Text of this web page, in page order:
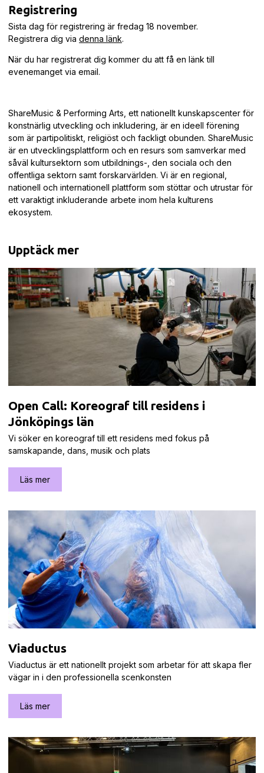
Registrering
Sista dag för registrering är fredag 18 november.
Registrera dig via denna länk.
När du har registrerat dig kommer du att få en länk till
evenemanget via email.
ShareMusic & Performing Arts, ett nationellt kunskapscenter för
konstnärlig utveckling och inkludering, är en ideell förening
som är partipolitiskt, religiöst och fackligt obunden. ShareMusic
är en utvecklingsplattform och en resurs som samverkar med
såväl kultursektorn som utbildnings-, den sociala och den
offentliga sektorn samt forskarvärlden. Vi är en regional,
nationell och internationell plattform som stöttar och utrustar för
ett varaktigt inkluderande arbete inom hela kulturens
ekosystem.
Upptäck mer
Open Call: Koreograf till residens i
Jönköpings län
Vi söker en koreograf till ett residens med fokus på
samskapande, dans, musik och plats
Läs mer
Viaductus
Viaductus är ett nationellt projekt som arbetar för att skapa fler
vägar in i den professionella scenkonsten
Läs mer